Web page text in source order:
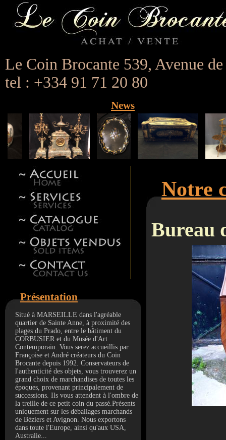
Le Coin Brocante 539, Avenue
tel : +334 91 71 20 80
News
Présentation
Situé à MARSEILLE dans l'agréable
quartier de Sainte Anne, à proximité des
plages du Prado, entre le bâtiment du
CORBUSIER et du Musée d'Art
Contemporain. Vous serez accueillis par
Françoise et André créateurs du Coin
Brocante depuis 1992. Conservateurs de
l'authenticité des objets, vous trouverez un
grand choix de marchandises de toutes les
époques, provenant principalement de
successions. Ils vous attendent à l'ombre de
la treille de ce petit coin du passé.Présents
uniquement sur les déballages marchands
de Béziers et Avignon. Nous exportons
dans toute l'Europe, ainsi qu'aux USA,
Australie...
Notre
Bureau